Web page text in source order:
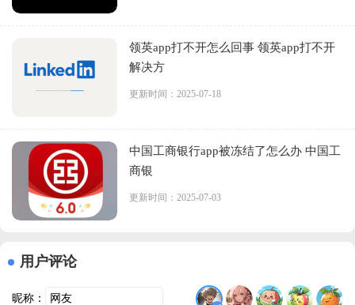
领英app打不开怎么回事 领英app打不开
解决方
更新时间：2025-07-18
中国工商银行app被冻结了怎么办 中国工
商银
更新时间：2025-07-03
用户评论
昵称：